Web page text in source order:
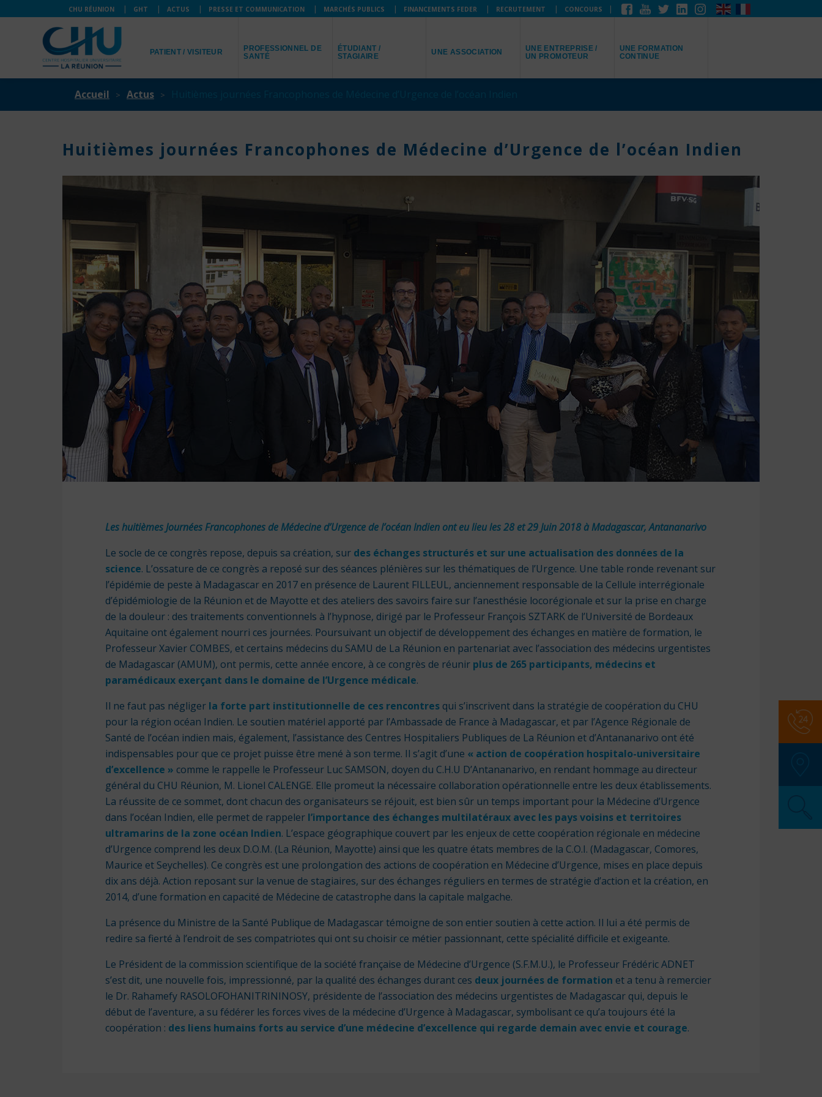
CHU RÉUNION GHT ACTUS PRESSE ET COMMUNICATION MARCHÉS PUBLICS FINANCEMENTS FEDER RECRUTEMENT CONCOURS
PATIENT / VISITEUR
PROFESSIONNEL DE
SANTÉ
ÉTUDIANT /
STAGIAIRE
UNE ASSOCIATION
UNE ENTREPRISE /
UN PROMOTEUR
UNE FORMATION
CONTINUE
Accueil Actus
Huitièmes journées Francophones de Médecine d’Urgence de l’océan Indien
Les huitièmes Journées Francophones de Médecine d’Urgence de l’océan Indien ont eu lieu les 28 et 29 Juin 2018 à Madagascar, Antananarivo
Le socle de ce congrès repose, depuis sa création, sur des échanges structurés et sur une actualisation des données de la
science. L’ossature de ce congrès a reposé sur des séances plénières sur les thématiques de l’Urgence. Une table ronde revenant sur
l’épidémie de peste à Madagascar en 2017 en présence de Laurent FILLEUL, anciennement responsable de la Cellule interrégionale
d’épidémiologie de la Réunion et de Mayotte et des ateliers des savoirs faire sur l’anesthésie locorégionale et sur la prise en charge
de la douleur : des traitements conventionnels à l’hypnose, dirigé par le Professeur François SZTARK de l’Université de Bordeaux
Aquitaine ont également nourri ces journées. Poursuivant un objectif de développement des échanges en matière de formation, le
Professeur Xavier COMBES, et certains médecins du SAMU de La Réunion en partenariat avec l’association des médecins urgentistes
de Madagascar (AMUM), ont permis, cette année encore, à ce congrès de réunir plus de 265 participants, médecins et
paramédicaux exerçant dans le domaine de l’Urgence médicale.
Il ne faut pas négliger la forte part institutionnelle de ces rencontres qui s’inscrivent dans la stratégie de coopération du CHU
pour la région océan Indien. Le soutien matériel apporté par l’Ambassade de France à Madagascar, et par l’Agence Régionale de
Santé de l’océan indien mais, également, l’assistance des Centres Hospitaliers Publiques de La Réunion et d’Antananarivo ont été
indispensables pour que ce projet puisse être mené à son terme. Il s’agit d’une « action de coopération hospitalo-universitaire
d’excellence » comme le rappelle le Professeur Luc SAMSON, doyen du C.H.U D’Antananarivo, en rendant hommage au directeur
général du CHU Réunion, M. Lionel CALENGE. Elle promeut la nécessaire collaboration opérationnelle entre les deux établissements.
La réussite de ce sommet, dont chacun des organisateurs se réjouit, est bien sûr un temps important pour la Médecine d’Urgence
dans l’océan Indien, elle permet de rappeler l’importance des échanges multilatéraux avec les pays voisins et territoires
ultramarins de la zone océan Indien. L’espace géographique couvert par les enjeux de cette coopération régionale en médecine
d’Urgence comprend les deux D.O.M. (La Réunion, Mayotte) ainsi que les quatre états membres de la C.O.I. (Madagascar, Comores,
Maurice et Seychelles). Ce congrès est une prolongation des actions de coopération en Médecine d’Urgence, mises en place depuis
dix ans déjà. Action reposant sur la venue de stagiaires, sur des échanges réguliers en termes de stratégie d’action et la création, en
2014, d’une formation en capacité de Médecine de catastrophe dans la capitale malgache.
La présence du Ministre de la Santé Publique de Madagascar témoigne de son entier soutien à cette action. Il lui a été permis de
redire sa fierté à l’endroit de ses compatriotes qui ont su choisir ce métier passionnant, cette spécialité difficile et exigeante.
Le Président de la commission scientifique de la société française de Médecine d’Urgence (S.F.M.U.), le Professeur Frédéric ADNET
s’est dit, une nouvelle fois, impressionné, par la qualité des échanges durant ces deux journées de formation et a tenu à remercier
le Dr. Rahamefy RASOLOFOHANITRININOSY, présidente de l’association des médecins urgentistes de Madagascar qui, depuis le
début de l’aventure, a su fédérer les forces vives de la médecine d’Urgence à Madagascar, symbolisant ce qu’a toujours été la
coopération : des liens humains forts au service d’une médecine d’excellence qui regarde demain avec envie et courage.